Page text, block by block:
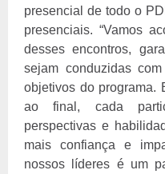
presencial de todo o
presenciais. “Vamos
desses encontros,
sejam conduzidas
objetivos do programa.
ao final, cada
perspectivas e
mais confiança e
nossos líderes é um